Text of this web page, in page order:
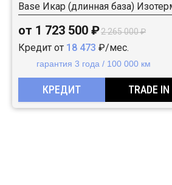
от 1 723 500 ₽2 265 000 ₽
Кредит от 18 473 ₽/мес.
гарантия 3 года / 100 000 км
КРЕДИТ TRADE IN